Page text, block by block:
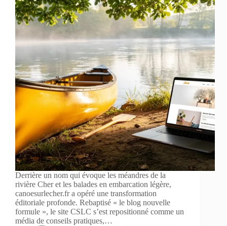
Derrière un nom qui évoque les méandres de la
rivière Cher et les balades en embarcation légère,
canoesurlecher.fr a opéré une transformation
éditoriale profonde. Rebaptisé « le blog nouvelle
formule », le site CSLC s’est repositionné comme un
média de conseils pratiques,…